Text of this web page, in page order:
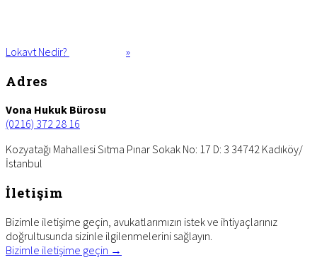
Lokavt Nedir? »
Footer
Adres
Vona Hukuk Bürosu
(0216) 372 28 16
Kozyatağı Mahallesi Sıtma Pınar Sokak No: 17 D: 3 34742 Kadıköy/
İstanbul
İletişim
Bizimle iletişime geçin, avukatlarımızın istek ve ihtiyaçlarınız
doğrultusunda sizinle ilgilenmelerini sağlayın.
Bizimle iletişime geçin →